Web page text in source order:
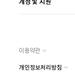
이용약관
개인정보처리방침